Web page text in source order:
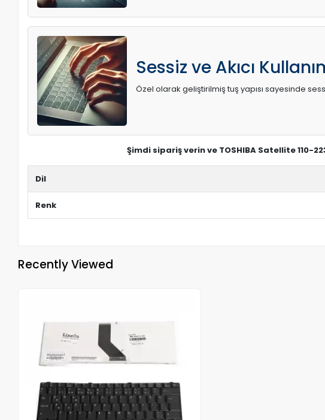
Sessiz ve Akıcı
Özel olarak geliştirilmiş tuş yapısı sayesinde
Şimdi sipariş verin ve TOSHIBA Satellite 110-
Dil
Renk
Recently Viewed